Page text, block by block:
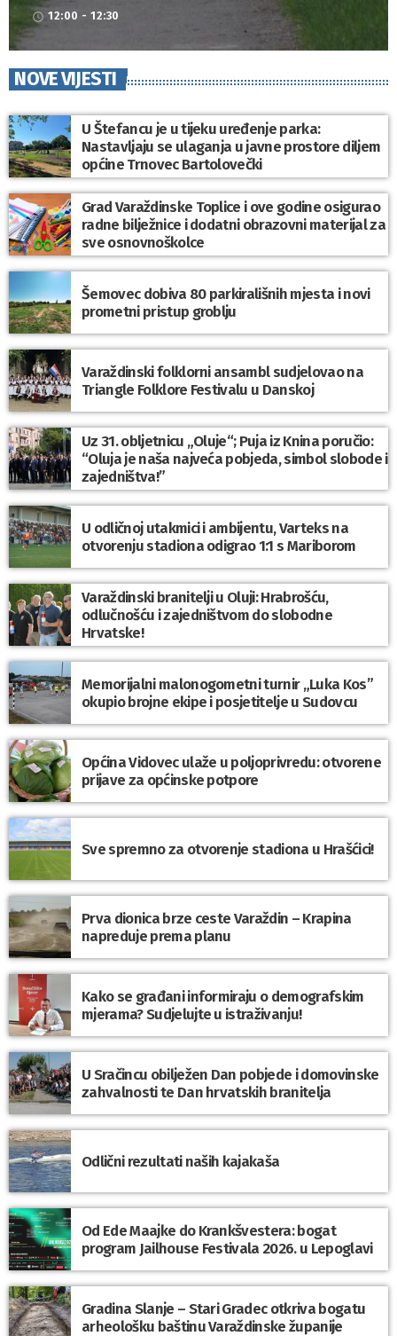
access_time 12:00 - 12:30
NOVE VIJESTI
U Štefancu je u tijeku uređenje parka:
Nastavljaju se ulaganja u javne prostore diljem
općine Trnovec Bartolovečki
Grad Varaždinske Toplice i ove godine osigurao
radne bilježnice i dodatni obrazovni materijal za
sve osnovnoškolce
Šemovec dobiva 80 parkirališnih mjesta i novi
prometni pristup groblju
Varaždinski folklorni ansambl sudjelovao na
Triangle Folklore Festivalu u Danskoj
Uz 31. obljetnicu „Oluje“; Puja iz Knina poručio:
“Oluja je naša najveća pobjeda, simbol slobode i
zajedništva!”
U odličnoj utakmici i ambijentu, Varteks na
otvorenju stadiona odigrao 1:1 s Mariborom
Varaždinski branitelji u Oluji: Hrabrošću,
odlučnošću i zajedništvom do slobodne
Hrvatske!
Memorijalni malonogometni turnir „Luka Kos”
okupio brojne ekipe i posjetitelje u Sudovcu
Općina Vidovec ulaže u poljoprivredu: otvorene
prijave za općinske potpore
Sve spremno za otvorenje stadiona u Hrašćici!
Prva dionica brze ceste Varaždin – Krapina
napreduje prema planu
Kako se građani informiraju o demografskim
mjerama? Sudjelujte u istraživanju!
U Sračincu obilježen Dan pobjede i domovinske
zahvalnosti te Dan hrvatskih branitelja
Odlični rezultati naših kajakaša
Od Ede Maajke do Krankšvestera: bogat
program Jailhouse Festivala 2026. u Lepoglavi
Gradina Slanje – Stari Gradec otkriva bogatu
arheološku baštinu Varaždinske županije